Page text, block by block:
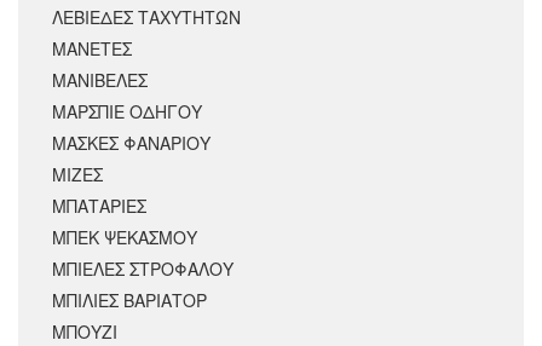
ΛΕΒΙΕΔΕΣ ΤΑΧΥΤΗΤΩΝ
ΜΑΝΕΤΕΣ
ΜΑΝΙΒΕΛΕΣ
ΜΑΡΣΠΙΕ ΟΔΗΓΟΥ
ΜΑΣΚΕΣ ΦΑΝΑΡΙΟΥ
ΜΙΖΕΣ
ΜΠΑΤΑΡΙΕΣ
ΜΠΕΚ ΨΕΚΑΣΜΟΥ
ΜΠΙΕΛΕΣ ΣΤΡΟΦΑΛΟΥ
ΜΠΙΛΙΕΣ ΒΑΡΙΑΤΟΡ
ΜΠΟΥΖΙ